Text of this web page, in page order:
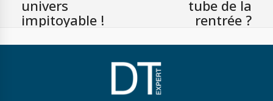
univers
impitoyable !
tube de la
rentrée ?